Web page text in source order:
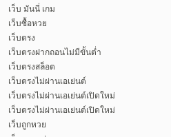
เว็บ มันนี่ เกม
เว็บซื้อหวย
เว็บตรง
เว็บตรงฝากถอนไม่มีขั้นต่ำ
เว็บตรงสล็อต
เว็บตรงไม่ผ่านเอเย่นต์
เว็บตรงไม่ผ่านเอเย่นต์เปิดใหม่
เว็บตรงไม่ผ่านเอเย่นต์เปิดใหม่
เว็บถูกหวย